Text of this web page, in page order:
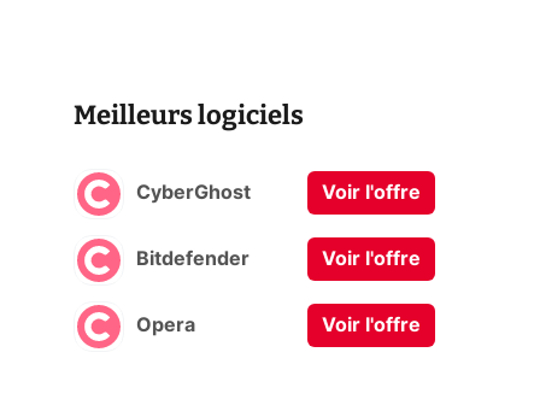
Meilleurs logiciels
CyberGhost Voir l'offre
Bitdefender Voir l'offre
Opera Voir l'offre